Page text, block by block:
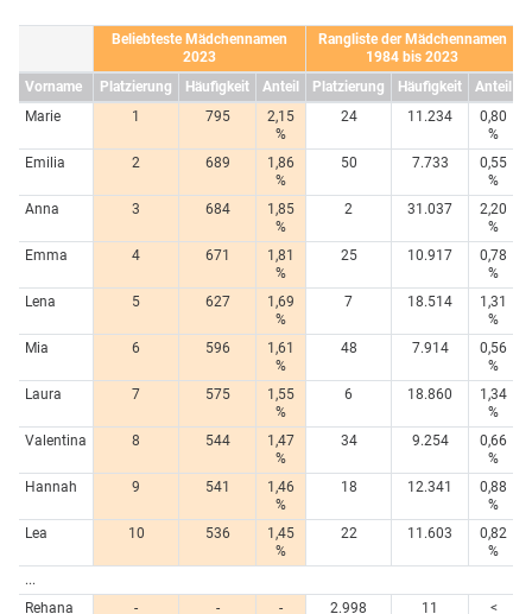
Beliebteste Mädchennamen
2023
Rangliste der Mädchennamen
1984 bis 2023
Vorname
Platzierung Häufigkeit Anteil Platzierung Häufigkeit
Anteil
Marie
1 795
2,15
%
24 11.234
0,80
%
Emilia
2 689
1,86
%
50 7.733
0,55
%
Anna
3 684
1,85
%
2 31.037
2,20
%
Emma
4 671
1,81
%
25 10.917
0,78
%
Lena
5 627
1,69
%
7 18.514
1,31
%
Mia
6 596
1,61
%
48 7.914
0,56
%
Laura
7 575
1,55
%
6 18.860
1,34
%
Valentina
8 544
1,47
%
34 9.254
0,66
%
Hannah
9 541
1,46
%
18 12.341
0,88
%
Lea
10 536
1,45
%
22 11.603
0,82
%
...
Rehana
- - - 2.998 11 <